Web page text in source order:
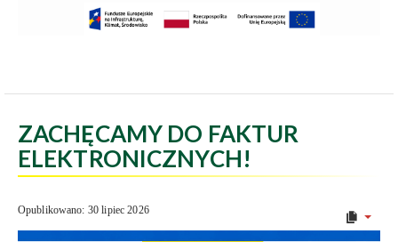
ZACHĘCAMY DO FAKTUR
ELEKTRONICZNYCH!
Opublikowano: 30 lipiec 2026